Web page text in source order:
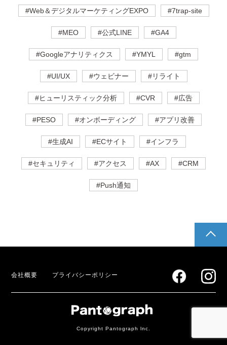
#Web＆デジタルマーケティングEXPO #7trap-site
#MEO #公式LINE #GA4
#Googleアナリティクス #YMYL #gtm
#UI/UX #ウェビナー #リライト
#ヒューリスティック分析 #CVR #広告
#PESO #オンボーディング #アプリ改善
#生成AI #ECサイト #インフラ
#セキュリティ #アクセス #AX #CRM
#Push通知
会社概要 プライバシーポリシー
Copyright Pantograph lnc.